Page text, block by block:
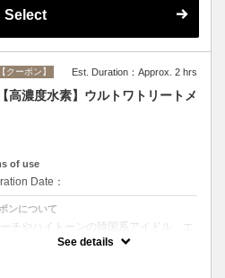
Select
ーポン】 Est. Duration：Approx. 2 hrs
高濃度水素】ウルトワトリートメ
of use
Date：
ンについて
ーチやハイトーンの韓国系アイドル、エ
ング毛にお悩みの美魔女も夢中！全ての
See details